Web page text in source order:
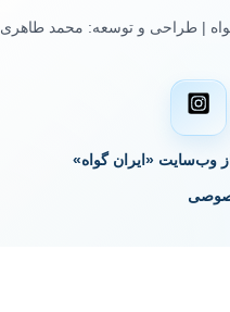
وب‌سایت «ایران گواه»